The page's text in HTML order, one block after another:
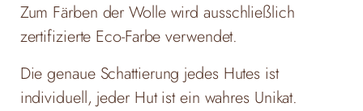
Zum Färben der Wolle wird ausschließlich
zertifizierte Eco-Farbe verwendet.
Die genaue Schattierung jedes Hutes ist
individuell, jeder Hut ist ein wahres Unikat.